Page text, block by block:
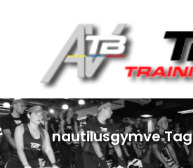
nautilusgymve Tag